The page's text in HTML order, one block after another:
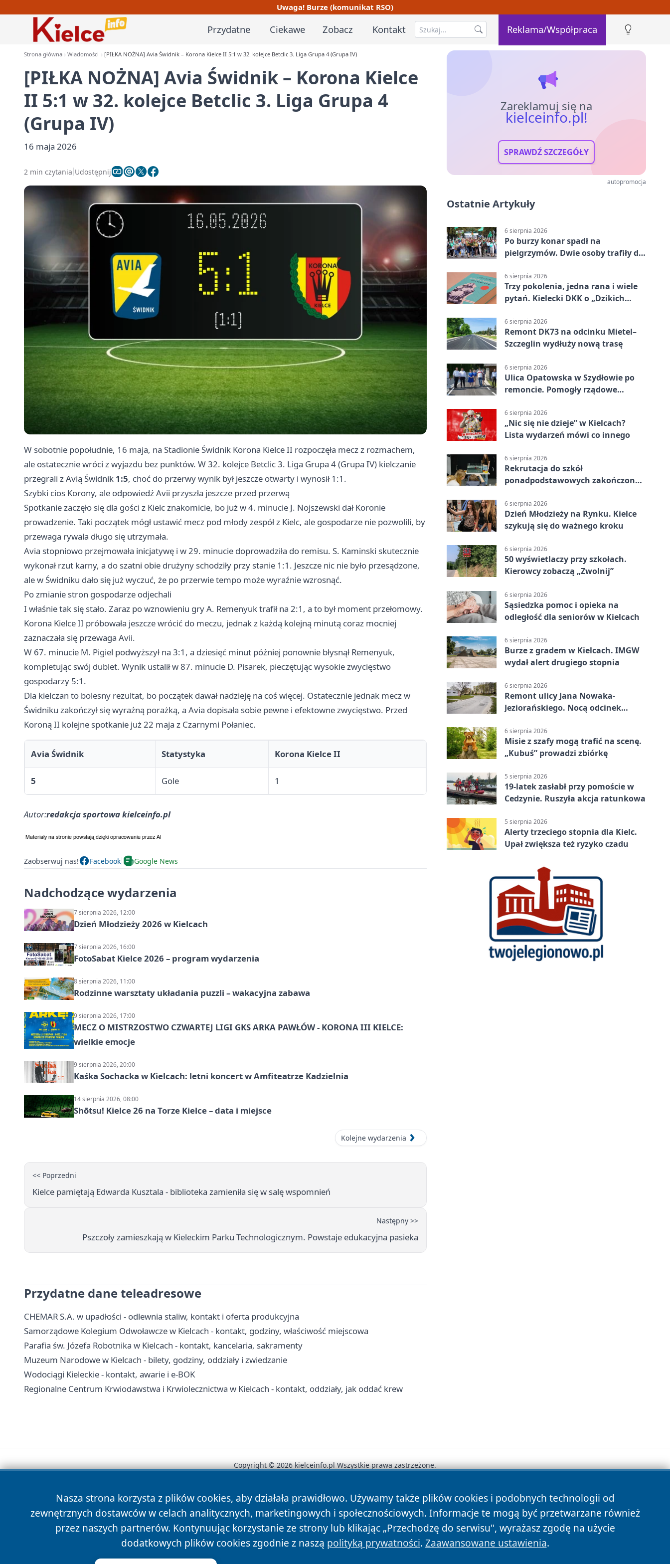
Uwaga! Burze (komunikat RSO)
Przydatne Ciekawe Zobacz Kontakt Reklama/Współpraca
Strona główna Wiadomości [PIŁKA NOŻNA] Avia Świdnik – Korona Kielce II 5:1 w 32. kolejce Betclic 3. Liga Grupa 4 (Grupa IV)
[PIŁKA NOŻNA] Avia Świdnik – Korona Kielce
II 5:1 w 32. kolejce Betclic 3. Liga Grupa 4
(Grupa IV)
16 maja 2026
2 min czytania Udostępnij
W sobotnie popołudnie, 16 maja, na Stadionie Świdnik Korona Kielce II rozpoczęła mecz z rozmachem,
ale ostatecznie wróci z wyjazdu bez punktów. W 32. kolejce Betclic 3. Liga Grupa 4 (Grupa IV) kielczanie
przegrali z Avią Świdnik 1:5, choć do przerwy wynik był jeszcze otwarty i wynosił 1:1.
Szybki cios Korony, ale odpowiedź Avii przyszła jeszcze przed przerwą
Spotkanie zaczęło się dla gości z Kielc znakomicie, bo już w 4. minucie J. Nojszewski dał Koronie
prowadzenie. Taki początek mógł ustawić mecz pod młody zespół z Kielc, ale gospodarze nie pozwolili, by
przewaga rywala długo się utrzymała.
Avia stopniowo przejmowała inicjatywę i w 29. minucie doprowadziła do remisu. S. Kaminski skutecznie
wykonał rzut karny, a do szatni obie drużyny schodziły przy stanie 1:1. Jeszcze nic nie było przesądzone,
ale w Świdniku dało się już wyczuć, że po przerwie tempo może wyraźnie wzrosnąć.
Po zmianie stron gospodarze odjechali
I właśnie tak się stało. Zaraz po wznowieniu gry A. Remenyuk trafił na 2:1, a to był moment przełomowy.
Korona Kielce II próbowała jeszcze wrócić do meczu, jednak z każdą kolejną minutą coraz mocniej
zaznaczała się przewaga Avii.
W 67. minucie M. Pigiel podwyższył na 3:1, a dziesięć minut później ponownie błysnął Remenyuk,
kompletując swój dublet. Wynik ustalił w 87. minucie D. Pisarek, pieczętując wysokie zwycięstwo
gospodarzy 5:1.
Dla kielczan to bolesny rezultat, bo początek dawał nadzieję na coś więcej. Ostatecznie jednak mecz w
Świdniku zakończył się wyraźną porażką, a Avia dopisała sobie pewne i efektowne zwycięstwo. Przed
Koroną II kolejne spotkanie już 22 maja z Czarnymi Połaniec.
Avia Świdnik Statystyka Korona Kielce II
5 Gole 1
Autor:redakcja sportowa kielceinfo.pl
Zaobserwuj nas! Facebook Google News
Nadchodzące wydarzenia
7 sierpnia 2026, 12:00
Dzień Młodzieży 2026 w Kielcach
7 sierpnia 2026, 16:00
FotoSabat Kielce 2026 – program wydarzenia
8 sierpnia 2026, 11:00
Rodzinne warsztaty układania puzzli – wakacyjna zabawa
9 sierpnia 2026, 17:00
MECZ O MISTRZOSTWO CZWARTEJ LIGI GKS ARKA PAWŁÓW - KORONA III KIELCE:
wielkie emocje
9 sierpnia 2026, 20:00
Kaśka Sochacka w Kielcach: letni koncert w Amfiteatrze Kadzielnia
14 sierpnia 2026, 08:00
Shōtsu! Kielce 26 na Torze Kielce – data i miejsce
Kolejne wydarzenia
<< Poprzedni
Kielce pamiętają Edwarda Kusztala - biblioteka zamieniła się w salę wspomnień
Następny >>
Pszczoły zamieszkają w Kieleckim Parku Technologicznym. Powstaje edukacyjna pasieka
Przydatne dane teleadresowe
CHEMAR S.A. w upadłości - odlewnia staliw, kontakt i oferta produkcyjna
Samorządowe Kolegium Odwoławcze w Kielcach - kontakt, godziny, właściwość miejscowa
Parafia św. Józefa Robotnika w Kielcach - kontakt, kancelaria, sakramenty
Muzeum Narodowe w Kielcach - bilety, godziny, oddziały i zwiedzanie
Wodociągi Kieleckie - kontakt, awarie i e-BOK
Regionalne Centrum Krwiodawstwa i Krwiolecznictwa w Kielcach - kontakt, oddziały, jak oddać krew
Zareklamuj się na
kielceinfo.pl!
SPRAWDŹ SZCZEGÓŁY
autopromocja
Ostatnie Artykuły
6 sierpnia 2026
Po burzy konar spadł na
pielgrzymów. Dwie osoby trafiły do
6 sierpnia 2026
Trzy pokolenia, jedna rana i wiele
pytań. Kielecki DKK o „Dzikich
6 sierpnia 2026
Remont DK73 na odcinku Mietel–
Szczeglin wydłuży nową trasę
6 sierpnia 2026
Ulica Opatowska w Szydłowie po
remoncie. Pomogły rządowe
6 sierpnia 2026
„Nic się nie dzieje” w Kielcach?
Lista wydarzeń mówi co innego
6 sierpnia 2026
Rekrutacja do szkół
ponadpodstawowych zakończona.
6 sierpnia 2026
Dzień Młodzieży na Rynku. Kielce
szykują się do ważnego kroku
6 sierpnia 2026
50 wyświetlaczy przy szkołach.
Kierowcy zobaczą „Zwolnij”
6 sierpnia 2026
Sąsiedzka pomoc i opieka na
odległość dla seniorów w Kielcach
6 sierpnia 2026
Burze z gradem w Kielcach. IMGW
wydał alert drugiego stopnia
6 sierpnia 2026
Remont ulicy Jana Nowaka-
Jeziorańskiego. Nocą odcinek
6 sierpnia 2026
Misie z szafy mogą trafić na scenę.
„Kubuś” prowadzi zbiórkę
5 sierpnia 2026
19-latek zasłabł przy pomoście w
Cedzynie. Ruszyła akcja ratunkowa
5 sierpnia 2026
Alerty trzeciego stopnia dla Kielc.
Upał zwiększa też ryzyko czadu
Nasza strona korzysta z plików cookies, aby działała prawidłowo. Używamy także plików cookies i podobnych technologii od
zewnętrznych dostawców w celach analitycznych, marketingowych i społecznościowych. Informacje te mogą być przetwarzane również
przez naszych partnerów. Kontynuując korzystanie ze strony lub klikając „Przechodzę do serwisu", wyrażasz zgodę na użycie
dodatkowych plików cookies zgodnie z naszą polityką prywatności. Zaawansowane ustawienia.
Copyright © 2026 kielceinfo.pl Wszystkie prawa zastrzeżone.
News Autorzy Polityka Prywatności Polityka Cookies